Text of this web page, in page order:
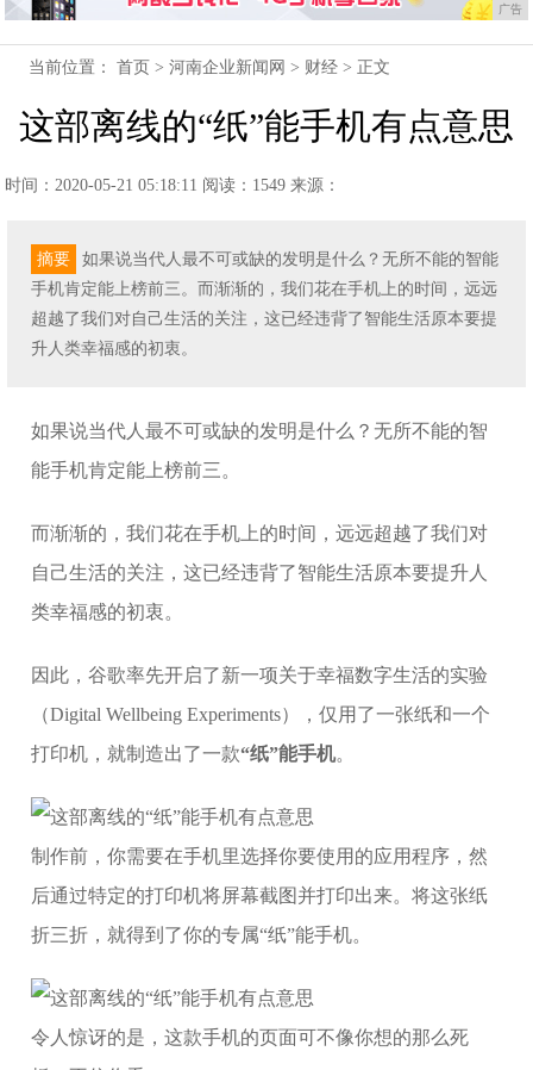
广告
当前位置：首页 >河南企业新闻网 > 财经 > 正文
这部离线的“纸”能手机有点意思
时间：2020-05-21 05:18:11 阅读：1549 来源：
摘要
如果说当代人最不可或缺的发明是什么？无所不能的智能
手机肯定能上榜前三。而渐渐的，我们花在手机上的时间，远远
超越了我们对自己生活的关注，这已经违背了智能生活原本要提
升人类幸福感的初衷。
如果说当代人最不可或缺的发明是什么？无所不能的智
能手机肯定能上榜前三。
而渐渐的，我们花在手机上的时间，远远超越了我们对
自己生活的关注，这已经违背了智能生活原本要提升人
类幸福感的初衷。
因此，谷歌率先开启了新一项关于幸福数字生活的实验
（Digital Wellbeing Experiments），仅用了一张纸和一个
打印机，就制造出了一款“纸”能手机。
制作前，你需要在手机里选择你要使用的应用程序，然
后通过特定的打印机将屏幕截图并打印出来。将这张纸
折三折，就得到了你的专属“纸”能手机。
令人惊讶的是，这款手机的页面可不像你想的那么死